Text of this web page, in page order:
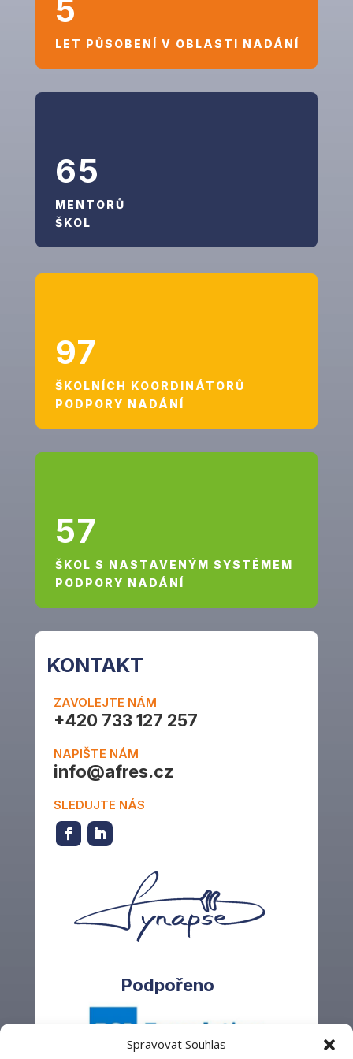
Spravovat Souhlas
5
LET PŮSOBENÍ V OBLASTI NADÁNÍ
65
MENTORŮ
ŠKOL
97
ŠKOLNÍCH KOORDINÁTORŮ
PODPORY NADÁNÍ
57
ŠKOL S NASTAVENÝM SYSTÉMEM
PODPORY NADÁNÍ
KONTAKT
ZAVOLEJTE NÁM
+420 733 127 257
NAPIŠTE NÁM
info@afres.cz
SLEDUJTE NÁS
Podpořeno